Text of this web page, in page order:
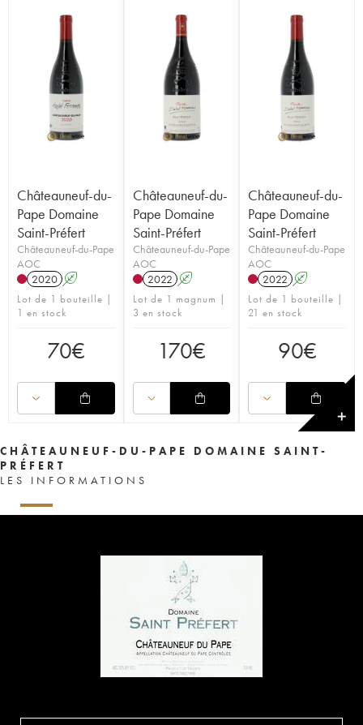
Châteauneuf-du-
Pape Domaine
Saint-Préfert
Châteauneuf-du-Pape
AOC
2020 A
Lot de 1 bouteille |
1 en stock
70€
Châteauneuf-du-
Pape Domaine
Saint-Préfert
Châteauneuf-du-Pape
AOC
2022 A
Lot de 1 magnum |
3 en stock
170€
Châteauneuf-du-
Pape Domaine
Saint-Préfert
Châteauneuf-du-Pape
AOC
2022 A
Lot de 1 bouteille |
21 en stock
90€
✕
CHÂTEAUNEUF-DU-PAPE DOMAINE SAINT-
PRÉFERT
LES INFORMATIONS